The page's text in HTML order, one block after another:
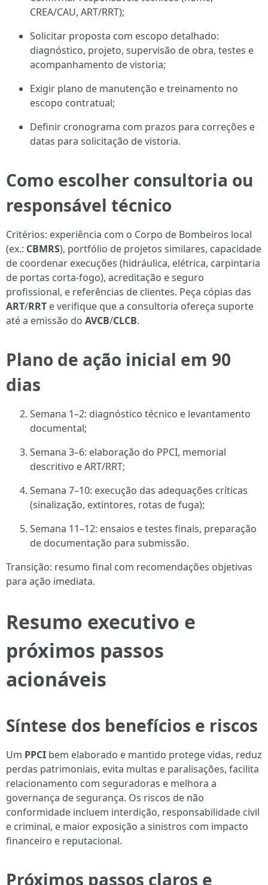
CREA/CAU, ART/RRT);
Solicitar proposta com escopo detalhado:
diagnóstico, projeto, supervisão de obra, testes e
acompanhamento de vistoria;
Exigir plano de manutenção e treinamento no
escopo contratual;
Definir cronograma com prazos para correções e
datas para solicitação de vistoria.
Como escolher consultoria ou
responsável técnico
Critérios: experiência com o Corpo de Bombeiros local
(ex.: CBMRS), portfólio de projetos similares, capacidade
de coordenar execuções (hidráulica, elétrica, carpintaria
de portas corta‑fogo), acreditação e seguro
profissional, e referências de clientes. Peça cópias das
ART/RRT e verifique que a consultoria ofereça suporte
até a emissão do AVCB/CLCB.
Plano de ação inicial em 90
dias
Semana 1–2: diagnóstico técnico e levantamento
documental;
Semana 3–6: elaboração do PPCI, memorial
descritivo e ART/RRT;
Semana 7–10: execução das adequações críticas
(sinalização, extintores, rotas de fuga);
Semana 11–12: ensaios e testes finais, preparação
de documentação para submissão.
Transição: resumo final com recomendações objetivas
para ação imediata.
Resumo executivo e
próximos passos
acionáveis
Síntese dos benefícios e riscos
Um PPCI bem elaborado e mantido protege vidas, reduz
perdas patrimoniais, evita multas e paralisações, facilita
relacionamento com seguradoras e melhora a
governança de segurança. Os riscos de não
conformidade incluem interdição, responsabilidade civil
e criminal, e maior exposição a sinistros com impacto
financeiro e reputacional.
Próximos passos claros e